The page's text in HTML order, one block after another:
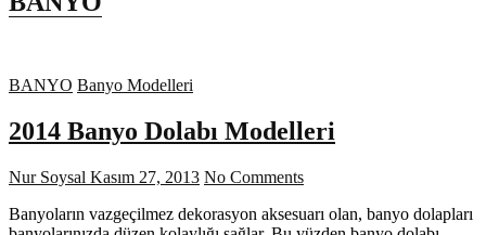
BANYO Banyo Modelleri
2014 Banyo Dolabı Modelleri
Nur Soysal Kasım 27, 2013 No Comments
Banyoların vazgeçilmez dekorasyon aksesuarı olan, banyo dolapları